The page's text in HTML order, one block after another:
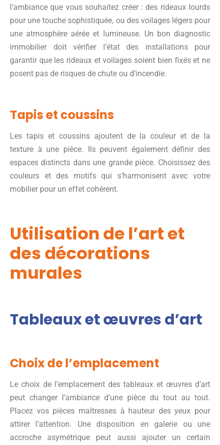
l’ambiance que vous souhaitez créer : des rideaux lourds
pour une touche sophistiquée, ou des voilages légers pour
une atmosphère aérée et lumineuse. Un bon diagnostic
immobilier doit vérifier l’état des installations pour
garantir que les rideaux et voilages soient bien fixés et ne
posent pas de risques de chute ou d’incendie.
Tapis et coussins
Les tapis et coussins ajoutent de la couleur et de la
texture à une pièce. Ils peuvent également définir des
espaces distincts dans une grande pièce. Choisissez des
couleurs et des motifs qui s’harmonisent avec votre
mobilier pour un effet cohérent.
Utilisation de l’art et
des décorations
murales
Tableaux et œuvres d’art
Choix de l’emplacement
Le choix de l’emplacement des tableaux et œuvres d’art
peut changer l’ambiance d’une pièce du tout au tout.
Placez vos pièces maîtresses à hauteur des yeux pour
attirer l’attention. Une disposition en galerie ou une
accroche asymétrique peut aussi ajouter un certain